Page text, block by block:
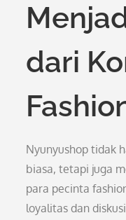
dari
Nyunyushop tidak
biasa, tetapi juga
para pecinta
loyalitas dan